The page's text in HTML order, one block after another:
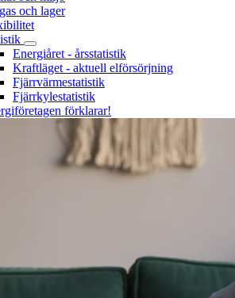
och lager
Energiåret - årsstatistik
Kraftläget - aktuell elförsörjning
Fjärrvärmestatistik
Fjärrkylestatistik
förklarar!